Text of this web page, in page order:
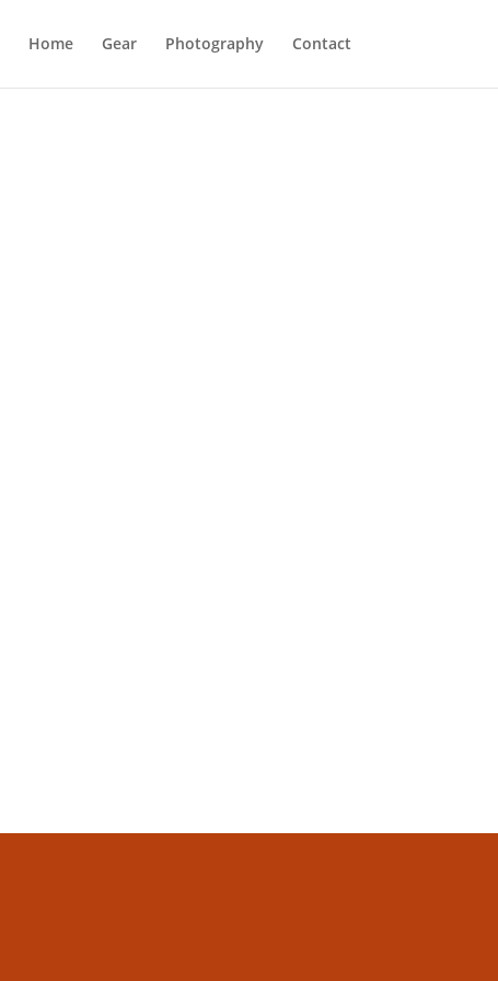
Home Gear Photography Contact